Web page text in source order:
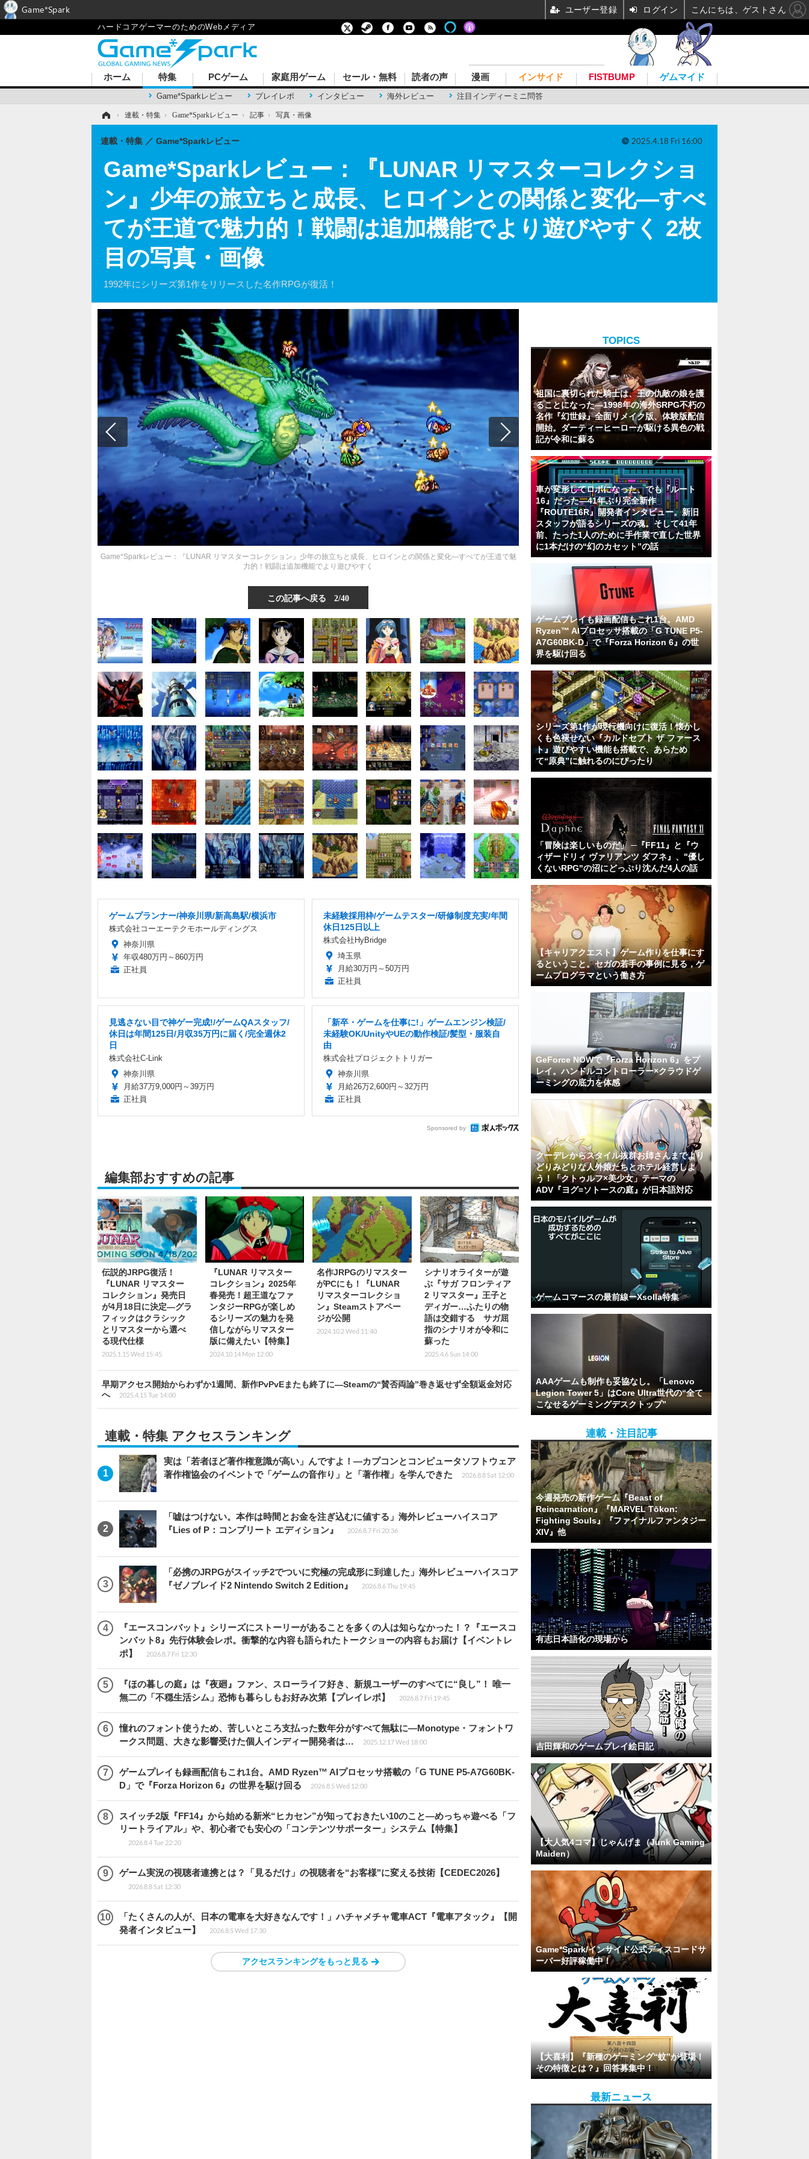
ハードコアゲーマーのためのWebメディア
ホーム 特集
Game*Sparkレビュー プレイレポ インタビュー 海外レビュー 注目インディーミニ問答
PCゲーム 家庭用ゲーム セール・無料 読者の声 漫画 インサイド FISTBUMP ゲムマイド
› 連載・特集 › Game*Sparkレビュー › 記事 › 写真・画像
Game*Sparkレビュー：『LUNAR リマスターコレクショ
ン』少年の旅立ちと成長、ヒロインとの関係と変化―すべ
てが王道で魅力的！戦闘は追加機能でより遊びやすく 2枚
目の写真・画像
1992年にシリーズ第1作をリリースした名作RPGが復活！
連載・特集 Game*Sparkレビュー 2025.4.18 Fri 16:00
Game*Sparkレビュー：『LUNAR リマスターコレクション』少年の旅立ちと成長、ヒロインとの関係と変化―すべてが王道で魅
力的！戦闘は追加機能でより遊びやすく
この記事へ戻る 2/40
ゲームプランナー/神奈川県/新高島駅/横浜市
株式会社コーエーテクモホールディングス
神奈川県
年収480万円～860万円
正社員
未経験採用枠/ゲームテスター/研修制度充実/年間
休日125日以上
株式会社HyBridge
埼玉県
月給30万円～50万円
正社員
見逃さない目で神ゲー完成!/ゲームQAスタッフ/
休日は年間125日/月収35万円に届く/完全週休2
日
株式会社C-Link
神奈川県
月給37万9,000円～39万円
正社員
「新卒・ゲームを仕事に!」ゲームエンジン検証/
未経験OK/UnityやUEの動作検証/髪型・服装自
由
株式会社プロジェクトトリガー
神奈川県
月給26万2,600円～32万円
正社員
Sponsored by
編集部おすすめの記事
伝説的JRPG復活！
『LUNAR リマスター
コレクション』発売日
が4月18日に決定―グラ
フィックはクラシック
とリマスターから選べ
る現代仕様
2025.1.15 Wed 15:45
『LUNAR リマスター
コレクション』2025年
春発売！超王道なファ
ンタジーRPGが楽しめ
るシリーズの魅力を発
信しながらリマスター
版に備えたい【特集】
2024.10.14 Mon 12:00
名作JRPGのリマスター
がPCにも！『LUNAR
リマスターコレクショ
ン』Steamストアペー
ジが公開
2024.10.2 Wed 11:40
シナリオライターが遊
ぶ『サガ フロンティア
2 リマスター』王子と
ディガー…ふたりの物
語は交錯する サガ屈
指のシナリオが令和に
蘇った
2025.4.6 Sun 14:00
早期アクセス開始からわずか1週間、新作PvPvEまたも終了に―Steamの“賛否両論”巻き返せず全額返金対応
へ
2025.4.15 Tue 14:00
連載・特集 アクセスランキング
実は「若者ほど著作権意識が高い」んですよ！―カプコンとコンピュータソフトウェア
著作権協会のイベントで「ゲームの音作り」と「著作権」を学んできた
2026.8.8 Sat 12:00
「嘘はつけない。本作は時間とお金を注ぎ込むに値する」海外レビューハイスコア
『Lies of P：コンプリート エディション』
2026.8.7 Fri 20:36
「必携のJRPGがスイッチ2でついに究極の完成形に到達した」海外レビューハイスコア
『ゼノブレイド2 Nintendo Switch 2 Edition』
2026.8.6 Thu 19:45
『エースコンバット』シリーズにストーリーがあることを多くの人は知らなかった！？『エースコ
ンバット8』先行体験会レポ。衝撃的な内容も語られたトークショーの内容もお届け【イベントレ
ポ】
2026.8.7 Fri 12:30
『ほの暮しの庭』は『夜廻』ファン、スローライフ好き、新規ユーザーのすべてに“良し”！ 唯一
無二の「不穏生活シム」恐怖も暮らしもお好み次第【プレイレポ】
2026.8.7 Fri 19:45
憧れのフォント使うため、苦しいところ支払った数年分がすべて無駄に―Monotype・フォントワ
ークス問題、大きな影響受けた個人インディー開発者は…
2025.12.17 Wed 18:00
ゲームプレイも録画配信もこれ1台。AMD Ryzen™ AIプロセッサ搭載の「G TUNE P5-A7G60BK-
D」で『Forza Horizon 6』の世界を駆け回る
2026.8.5 Wed 12:00
スイッチ2版『FF14』から始める新米“ヒカセン”が知っておきたい10のこと―めっちゃ遊べる「フ
リートライアル」や、初心者でも安心の「コンテンツサポーター」システム【特集】
2026.8.4 Tue 22:20
ゲーム実況の視聴者連携とは？「見るだけ」の視聴者を“お客様"に変える技術【CEDEC2026】
2026.8.8 Sat 12:30
「たくさんの人が、日本の電車を大好きなんです！」ハチャメチャ電車ACT『電車アタック』【開
発者インタビュー】
2026.8.5 Wed 17:30
アクセスランキングをもっと見る
TOPICS
祖国に裏切られた騎士は、王の仇敵の娘を護
ることになった―1998年の海外SRPG不朽の
名作『幻世録』全面リメイク版、体験版配信
開始。ダーティーヒーローが駆ける異色の戦
記が令和に蘇る
車が変形してロボになった、でも『ルート
16』だった―41年ぶり完全新作
『ROUTE16R』開発者インタビュー。新旧
スタッフが語るシリーズの魂。そして41年
前、たった1人のために手作業で直した世界
に1本だけの“幻のカセット”の話
ゲームプレイも録画配信もこれ1台。AMD
Ryzen™ AIプロセッサ搭載の「G TUNE P5-
A7G60BK-D」で『Forza Horizon 6』の世
界を駆け回る
シリーズ第1作が現行機向けに復活！懐かし
くも色褪せない『カルドセプト ザ ファース
ト』遊びやすい機能も搭載で、あらため
て“原典”に触れるのにぴったり
「冒険は楽しいものだ」 ─『FF11』と『ウ
ィザードリィ ヴァリアンツ ダフネ』、"優し
くないRPG"の沼にどっぷり沈んだ4人の話
【キャリアクエスト】ゲーム作りを仕事にす
るということ。セガの若手の事例に見る，ゲ
ームプログラマという働き方
GeForce NOWで『Forza Horizon 6』をプ
レイ。ハンドルコントローラー×クラウドゲ
ーミングの底力を体感
クーデレからスタイル抜群お姉さんまでより
どりみどりな人外娘たちとホテル経営しよ
う！「クトゥルフ×美少女」テーマの
ADV『ヨグ=ソトースの庭』が日本語対応
ゲームコマースの最前線ーXsolla特集
AAAゲームも制作も妥協なし。「Lenovo
Legion Tower 5」はCore Ultra世代の“全て
こなせるゲーミングデスクトップ”
連載・注目記事
今週発売の新作ゲーム『Beast of
Reincarnation』『MARVEL Tōkon:
Fighting Souls』『ファイナルファンタジー
XIV』他
有志日本語化の現場から
吉田輝和のゲームプレイ絵日記
【大人気4コマ】じゃんげま（Junk Gaming
Maiden）
Game*Spark/インサイド公式ディスコードサ
ーバー好評稼働中！
【大喜利】『新種のゲーミング“蚊”が登場！
その特徴とは？』回答募集中！
最新ニュース
Game*Spark ユーザー登録 ログイン こんにちは、ゲストさん